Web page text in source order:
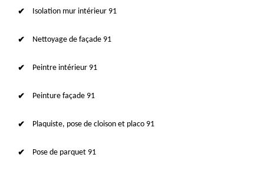
Isolation mur intérieur 91
Nettoyage de façade 91
Peintre intérieur 91
Peinture façade 91
Plaquiste, pose de cloison et placo 91
Pose de parquet 91